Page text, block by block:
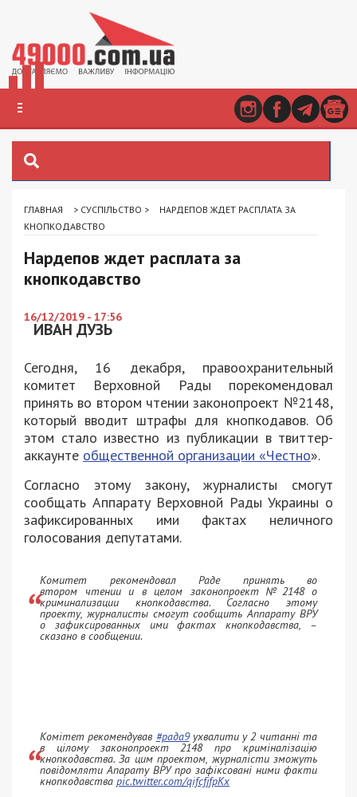
ГЛАВНАЯ > СУСПІЛЬСТВО >
НАРДЕПОВ ЖДЕТ РАСПЛАТА ЗА
КНОПКОДАВСТВО
Нардепов ждет расплата за
кнопкодавство
16/12/2019 - 17:56
ИВАН ДУЗЬ
Сегодня, 16 декабря, правоохранительный
комитет Верховной Рады порекомендовал
принять во втором чтении законопроект №2148,
который вводит штрафы для кнопкодавов. Об
этом стало известно из публикации в твиттер-
аккаунте общественной организации «Честно».
Согласно этому закону, журналисты смогут
сообщать Аппарату Верховной Рады Украины о
зафиксированных ими фактах неличного
голосования депутатами.
Комитет рекомендовал Раде принять во
втором чтении и в целом законопроект №2148 о
криминализации кнопкодавства. Согласно этому
проекту, журналисты смогут сообщить Аппарату ВРУ
о зафиксированных ими фактах кнопкодавства, –
сказано в сообщении.
Комітет рекомендував #рада9ухвалити у 2 читанні та
в цілому законопроект 2148 про криміналізацію
кнопкодавства. За цим проектом, журналісти зможуть
повідомляти Апарату ВРУ про зафіксовані ними факти
кнопкодавства pic.twitter.com/qifcfjfpKx